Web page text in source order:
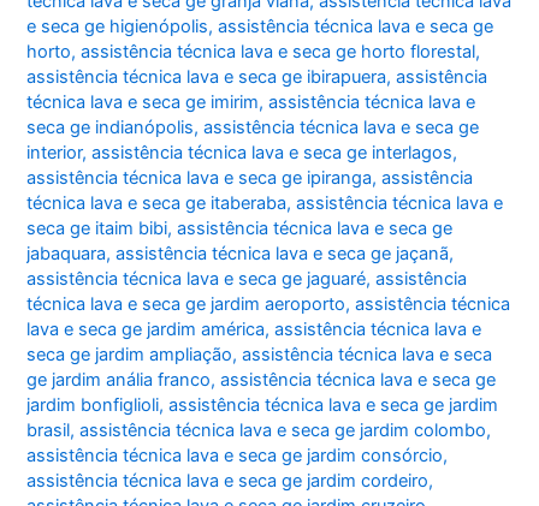
e seca ge higienópolis,assistência técnica lava e seca ge
horto,assistência técnica lava e seca ge horto florestal,
assistência técnica lava e seca ge ibirapuera,assistência
técnica lava e seca ge imirim,assistência técnica lava e
seca ge indianópolis,assistência técnica lava e seca ge
interior,assistência técnica lava e seca ge interlagos,
assistência técnica lava e seca ge ipiranga,assistência
técnica lava e seca ge itaberaba,assistência técnica lava e
seca ge itaim bibi,assistência técnica lava e seca ge
jabaquara,assistência técnica lava e seca ge jaçanã,
assistência técnica lava e seca ge jaguaré,assistência
técnica lava e seca ge jardim aeroporto,assistência técnica
lava e seca ge jardim américa,assistência técnica lava e
seca ge jardim ampliação,assistência técnica lava e seca
ge jardim anália franco,assistência técnica lava e seca ge
jardim bonfiglioli,assistência técnica lava e seca ge jardim
brasil,assistência técnica lava e seca ge jardim colombo,
assistência técnica lava e seca ge jardim consórcio,
assistência técnica lava e seca ge jardim cordeiro,